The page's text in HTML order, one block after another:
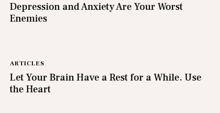
Depression and Anxiety Are Your Worst
Enemies
ARTICLES
Let Your Brain Have a Rest for a While. Use
the Heart